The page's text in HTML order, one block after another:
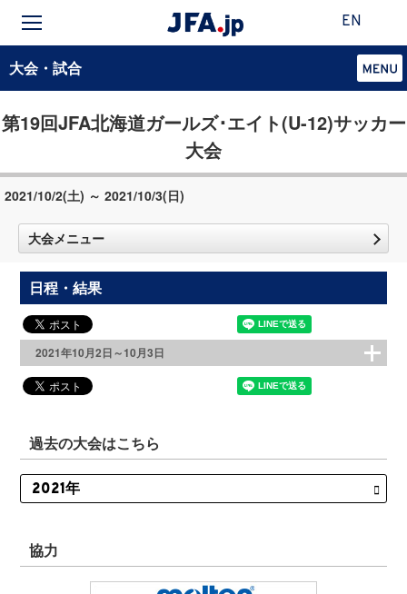
EN
大会・試合
第19回JFA北海道ガールズ･エイト(U-12)サッカー
大会
2021/10/2(土) ～ 2021/10/3(日)
大会メニュー
日程・結果
2021年10月2日～10月3日
過去の大会はこちら
協力